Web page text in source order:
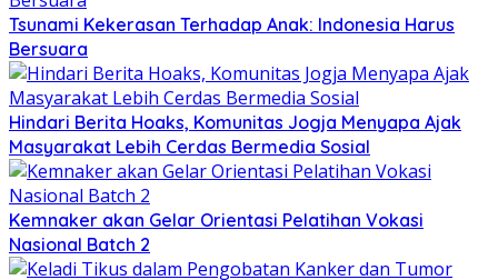
Tsunami Kekerasan Terhadap Anak: Indonesia Harus
Bersuara
Hindari Berita Hoaks, Komunitas Jogja Menyapa Ajak
Masyarakat Lebih Cerdas Bermedia Sosial
Kemnaker akan Gelar Orientasi Pelatihan Vokasi
Nasional Batch 2